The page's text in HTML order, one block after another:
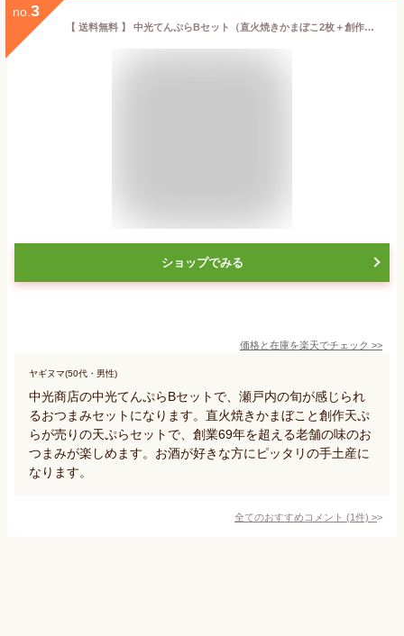
no. 3
【 送料無料 】 中光てんぷらBセット（直火焼きかまぼこ2枚＋創作揚げ天ぷら14枚）／中光商店 [ お取り寄せ グルメ ご馳走 おつまみ 詰め合わせ セット ギフト プチギフト 内祝い 結婚 出産 引越 退職 祝い お土産 あつま揚げ さつまあげ 薩摩揚 国産 瀬戸内 岡山 ]
ショップでみる
価格と在庫を楽天でチェック >>
ヤギヌマ(50代・男性)
中光商店の中光てんぷらBセットで、瀬戸内の旬が感じられ
るおつまみセットになります。直火焼きかまぼこと創作天ぷ
らが売りの天ぷらセットで、創業69年を超える老舗の味のお
つまみが楽しめます。お酒が好きな方にピッタリの手土産に
なります。
全てのおすすめコメント (1件) >